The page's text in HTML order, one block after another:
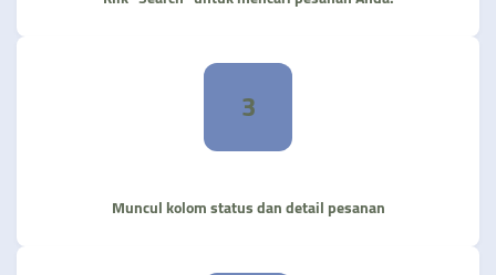
3
Muncul kolom status dan detail pesanan